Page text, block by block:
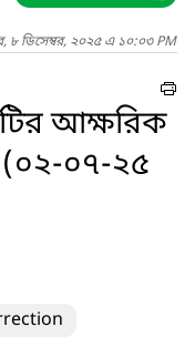
৮ ডিসেম্বর, ২০২৫ এ ১০:০৩ PM
আক্ষরিক
(০২-০৭-২৫